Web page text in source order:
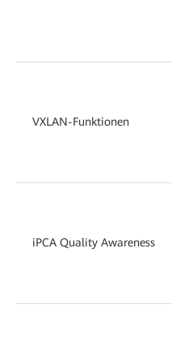
VXLAN-Funktionen
iPCA Quality Awareness